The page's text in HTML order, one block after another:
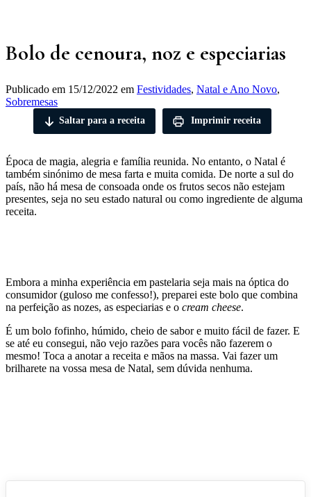
Bolo de cenoura, noz e especiarias
Publicado em 15/12/2022 em Festividades, Natal e Ano Novo,
Sobremesas
Saltar para a receita Imprimir receita
Época de magia, alegria e família reunida. No entanto, o Natal é
também sinónimo de mesa farta e muita comida. De norte a sul do
país, não há mesa de consoada onde os frutos secos não estejam
presentes, seja no seu estado natural ou como ingrediente de alguma
receita.
Embora a minha experiência em pastelaria seja mais na óptica do
consumidor (guloso me confesso!), preparei este bolo que combina
na perfeição as nozes, as especiarias e o cream cheese.
É um bolo fofinho, húmido, cheio de sabor e muito fácil de fazer. E
se até eu consegui, não vejo razões para vocês não fazerem o
mesmo! Toca a anotar a receita e mãos na massa. Vai fazer um
brilharete na vossa mesa de Natal, sem dúvida nenhuma.